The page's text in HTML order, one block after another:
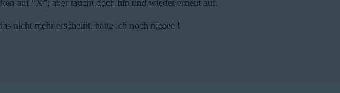
auf “X”, aber taucht doch hin und wieder erneut auf.
nicht mehr erscheint, hatte ich noch nieeee !